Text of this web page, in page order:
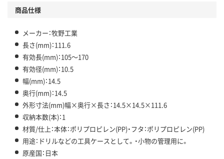
商品仕様
メーカー：牧野工業
長さ(mm)：111.6
有効長(mm)：105～170
有効径(mm)：10.5
幅(mm)：14.5
奥行(mm)：14.5
外形寸法(mm)幅×奥行×長さ：14.5×14.5×111.6
収納本数(本)：1
材質/仕上：本体：ポリプロピレン(PP)・フタ：ポリプロピレン(PP)
用途：ドリルなどの工具ケースとして。・小物の管理用に。
原産国：日本